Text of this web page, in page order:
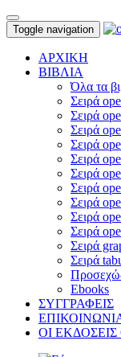
Toggle navigation
ΑΡΧΙΚΗ
ΒΙΒΛΙΑ
Όλα τα
Σειρά
Σειρά
Σειρά
Σειρά
Σειρά
Σειρά
Σειρά
Σειρά
Σειρά
Σειρά
Σειρά
Σειρά
Ebooks
ΣΥΓΓΡΑΦΕΙΣ
ΟΙ ΕΚΔΟΣΕΙΣ